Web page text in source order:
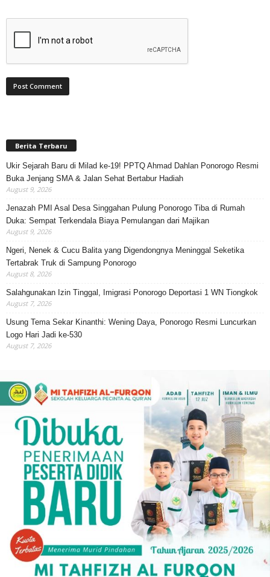
Berita Terbaru
Ukir Sejarah Baru di Milad ke-19! PPTQ Ahmad Dahlan Ponorogo Resmi
Buka Jenjang SMA & Jalan Sehat Bertabur Hadiah
August 9, 2026
Jenazah PMI Asal Desa Singgahan Pulung Ponorogo Tiba di Rumah
Duka: Sempat Terkendala Biaya Pemulangan dari Majikan
August 9, 2026
Ngeri, Nenek & Cucu Balita yang Digendongnya Meninggal Seketika
Tertabrak Truk di Sampung Ponorogo
August 8, 2026
Salahgunakan Izin Tinggal, Imigrasi Ponorogo Deportasi 1 WN Tiongkok
August 7, 2026
Usung Tema Sekar Kinanthi: Wening Daya, Ponorogo Resmi Luncurkan
Logo Hari Jadi ke-530
August 7, 2026